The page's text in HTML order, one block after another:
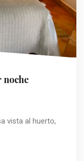
noche
vista al huerto,